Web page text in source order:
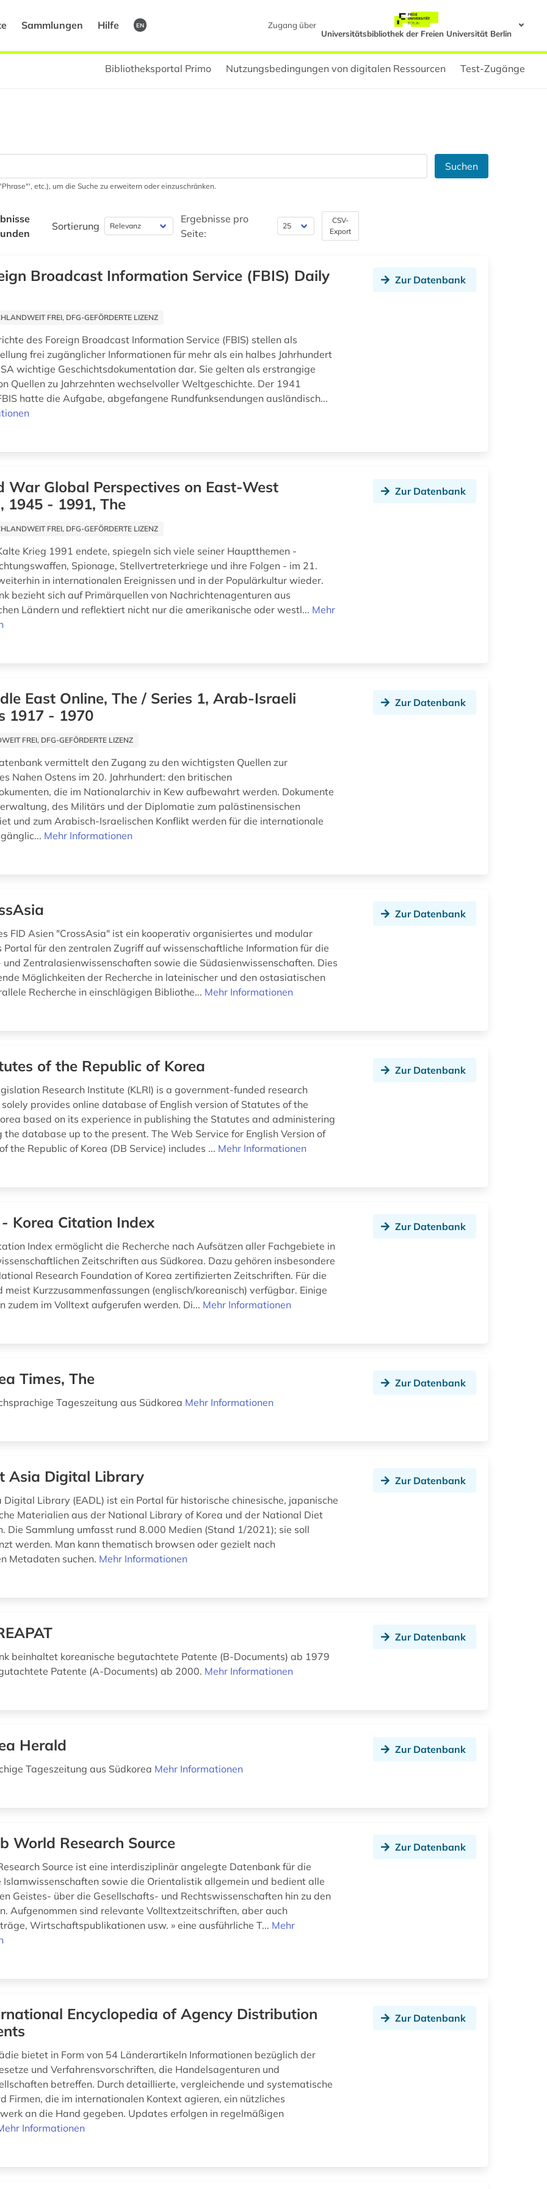
Sammlungen Hilfe EN
Zugang über
Universitätsbibliothek der Freien Universität Berlin
Bibliotheksportal Primo Nutzungsbedingungen von digitalen Ressourcen Test-Zugänge
Suchen
etc.), um die Suche zu erweitern oder einzuschränken.
Sortierung
Ergebnisse pro
Seite:
CSV-
Export
Broadcast Information Service (FBIS) Daily
FREI, DFG-GEFÖRDERTE LIZENZ
des Foreign Broadcast Information Service (FBIS) stellen als
frei zugänglicher Informationen für mehr als ein halbes Jahrhundert
wichtige Geschichtsdokumentation dar. Sie gelten als erstrangige
Quellen zu Jahrzehnten wechselvoller Weltgeschichte. Der 1941
hatte die Aufgabe, abgefangene Rundfunksendungen ausländisch...
Zur Datenbank
War Global Perspectives on East-West
1945 - 1991, The
FREI, DFG-GEFÖRDERTE LIZENZ
Krieg 1991 endete, spiegeln sich viele seiner Hauptthemen -
Spionage, Stellvertreterkriege und ihre Folgen - im 21.
in internationalen Ereignissen und in der Populärkultur wieder.
bezieht sich auf Primärquellen von Nachrichtenagenturen aus
Ländern und reflektiert nicht nur die amerikanische oder westl... Mehr
Zur Datenbank
East Online, The / Series 1, Arab-Israeli
1917 - 1970
FREI, DFG-GEFÖRDERTE LIZENZ
vermittelt den Zugang zu den wichtigsten Quellen zur
Nahen Ostens im 20. Jahrhundert: den britischen
die im Nationalarchiv in Kew aufbewahrt werden. Dokumente
des Militärs und der Diplomatie zum palästinensischen
und zum Arabisch-Israelischen Konflikt werden für die internationale
Mehr Informationen
Zur Datenbank
FID Asien "CrossAsia" ist ein kooperativ organisiertes und modular
Portal für den zentralen Zugriff auf wissenschaftliche Information für die
und Zentralasienwissenschaften sowie die Südasienwissenschaften. Dies
Möglichkeiten der Recherche in lateinischer und den ostasiatischen
Recherche in einschlägigen Bibliothe... Mehr Informationen
Zur Datenbank
of the Republic of Korea
Research Institute (KLRI) is a government-funded research
provides online database of English version of Statutes of the
based on its experience in publishing the Statutes and administering
database up to the present. The Web Service for English Version of
the Republic of Korea (DB Service) includes ... Mehr Informationen
Zur Datenbank
- Korea Citation Index
Index ermöglicht die Recherche nach Aufsätzen aller Fachgebiete in
Zeitschriften aus Südkorea. Dazu gehören insbesondere
Research Foundation of Korea zertifizierten Zeitschriften. Für die
meist Kurzzusammenfassungen (englisch/koreanisch) verfügbar. Einige
zudem im Volltext aufgerufen werden. Di... Mehr Informationen
Zur Datenbank
Times, The
Tageszeitung aus Südkorea Mehr Informationen
Zur Datenbank
Asia Digital Library
Digital Library (EADL) ist ein Portal für historische chinesische, japanische
Materialien aus der National Library of Korea und der National Diet
Die Sammlung umfasst rund 8.000 Medien (Stand 1/2021); sie soll
werden. Man kann thematisch browsen oder gezielt nach
Metadaten suchen. Mehr Informationen
Zur Datenbank
beinhaltet koreanische begutachtete Patente (B-Documents) ab 1979
Patente (A-Documents) ab 2000. Mehr Informationen
Zur Datenbank
Herald
Tageszeitung aus Südkorea Mehr Informationen
Zur Datenbank
World Research Source
Source ist eine interdisziplinär angelegte Datenbank für die
sowie die Orientalistik allgemein und bedient alle
Geistes- über die Gesellschafts- und Rechtswissenschaften hin zu den
Aufgenommen sind relevante Volltextzeitschriften, aber auch
Wirtschaftspublikationen usw. » eine ausführliche T... Mehr
Zur Datenbank
Encyclopedia of Agency Distribution
bietet in Form von 54 Länderartikeln Informationen bezüglich der
und Verfahrensvorschriften, die Handelsagenturen und
betreffen. Durch detaillierte, vergleichende und systematische
Firmen, die im internationalen Kontext agieren, ein nützliches
an die Hand gegeben. Updates erfolgen in regelmäßigen
Informationen
Zur Datenbank